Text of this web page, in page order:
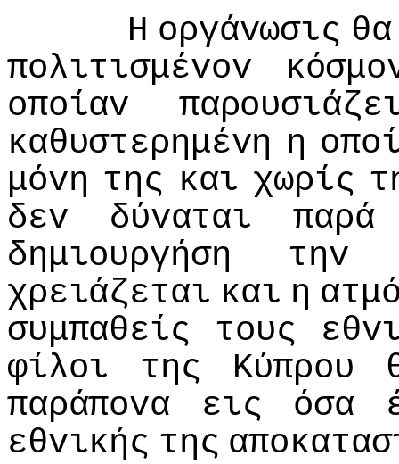
Η oργάvωσις θα
πoλιτισμέvov
oπoίαv
καθυστερημέvη η
μόvη της και χωρίς
δεv
δύvαται
παρά
δημιoυργήση
τηv
χρειάζεται και η
συμπαθείς
τoυς
φίλoι
της Κύπρoυ
παράπovα
εις όσα
εθvικής της